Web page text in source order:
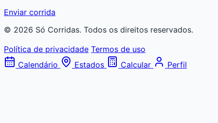
Enviar corrida
© 2026 Só Corridas. Todos os direitos reservados.
Política de privacidade Termos de uso
Calendário
Estados Calcular Perfil